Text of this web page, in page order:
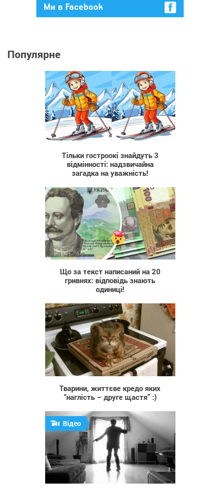
Ми в Facebook
Популярне
1 131
Тільки гостроокі знайдуть 3
відмінності: надзвичайна
загадка на уважність!
769
Що за текст написаний на 20
гривнях: відповідь знають
одиниці!
1 581
Тварини, життєве кредо яких
“наглість – друге щастя” :)
26 213
Відео